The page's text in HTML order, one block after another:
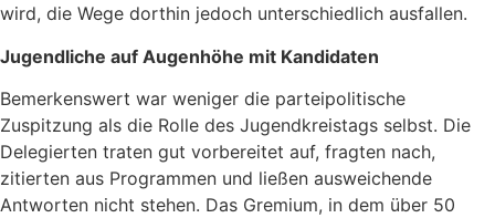
wird, die Wege dorthin jedoch unterschiedlich ausfallen.
Jugendliche auf Augenhöhe mit Kandidaten
Bemerkenswert war weniger die parteipolitische
Zuspitzung als die Rolle des Jugendkreistags selbst. Die
Delegierten traten gut vorbereitet auf, fragten nach,
zitierten aus Programmen und ließen ausweichende
Antworten nicht stehen. Das Gremium, in dem über 50